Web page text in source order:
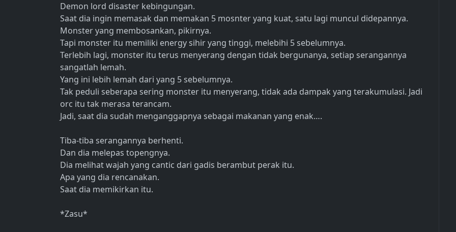
Demon lord disaster kebingungan.
Saat dia ingin memasak dan memakan 5 mosnter yang kuat, satu lagi muncul didepannya.
Monster yang membosankan, pikirnya.
Tapi monster itu memiliki energy sihir yang tinggi, melebihi 5 sebelumnya.
Terlebih lagi, monster itu terus menyerang dengan tidak bergunanya, setiap serangannya
sangatlah lemah.
Yang ini lebih lemah dari yang 5 sebelumnya.
Tak peduli seberapa sering monster itu menyerang, tidak ada dampak yang terakumulasi. Jadi
orc itu tak merasa terancam.
Jadi, saat dia sudah menganggapnya sebagai makanan yang enak….
Tiba-tiba serangannya berhenti.
Dan dia melepas topengnya.
Dia melihat wajah yang cantic dari gadis berambut perak itu.
Apa yang dia rencanakan.
Saat dia memikirkan itu.
*Zasu*